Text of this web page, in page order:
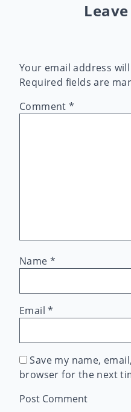
Your email address
Required fields are
Comment*
Name *
Email*
Save my name,
browser for the next